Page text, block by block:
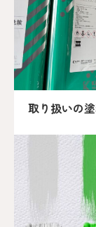
取り扱いの